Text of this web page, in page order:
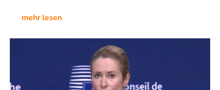
mehr lesen